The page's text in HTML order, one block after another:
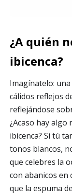
¿A quién
ibicenca?
Imagínatelo:
cálidos reflejos
reflejándose
¿Acaso hay algo
ibicenca? Si tú
tonos blancos,
que celebres la
con abanicos en
que la espuma